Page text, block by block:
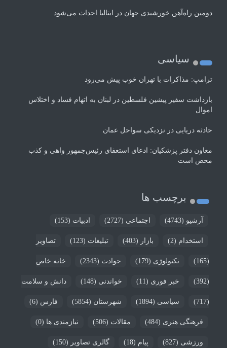
دومین راه‌آهن خورشیدی جهان در ایتالیا احداث می‌شود
سیاسی
ترامپ: مذاکرات با تهران خوب پیش می‌رود
بازداشت سفیر پیشین فلسطین در لبنان به اتهام فساد و اختلاس
اموال
حادثه دریایی در نزدیکی سواحل عمان
معاون دفتر پزشکیان: ادعای استعفای رئیس‌جمهور واهی و کذب
محض است
برچسب ها
آرشیو (4743) اجتماعی (2727) ادبیات (153)
استخدام (2) بازار (403) تبلیغات (123) تصاویر
(165) تکنولوژی (179) حوادث (2343) خانه خاص
(392) خبر فوری (11) خواندنی (148) دانش و سلامت
(717) سیاسی (1894) شهرستان (5854) فارس (6)
فرهنگی هنری (484) مقالات (506) نیازمندی ها (0)
ورزشی (827) پیام (18) گالری تصاویر (150)